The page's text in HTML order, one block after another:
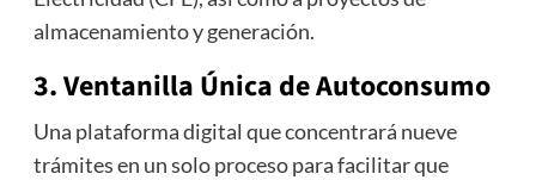
almacenamiento y generación.
3. Ventanilla Única de Autoconsumo
Una plataforma digital que concentrará nueve
trámites en un solo proceso para facilitar que